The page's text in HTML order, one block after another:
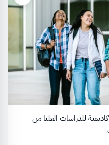
للدراسات العليا من